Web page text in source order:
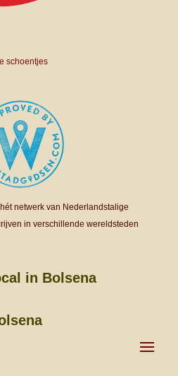
schoentjes
netwerk van Nederlandstalige
in verschillende wereldsteden
in Bolsena